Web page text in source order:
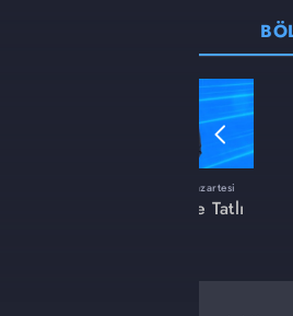
8 Haziran 2026, Pazartesi
Müge Anlı ile Tatlı